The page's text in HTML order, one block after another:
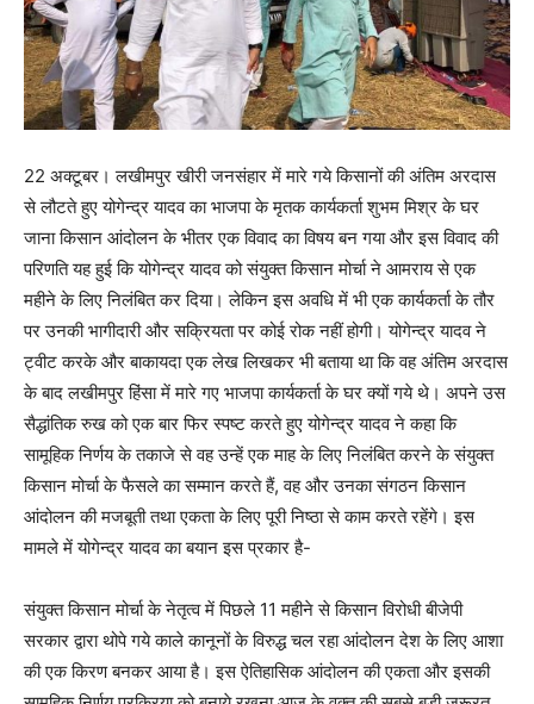
22 अक्टूबर। लखीमपुर खीरी जनसंहार में मारे गये किसानों की अंतिम अरदास
से लौटते हुए योगेन्द्र यादव का भाजपा के मृतक कार्यकर्ता शुभम मिश्र के घर
जाना किसान आंदोलन के भीतर एक विवाद का विषय बन गया और इस विवाद की
परिणति यह हुई कि योगेन्द्र यादव को संयुक्त किसान मोर्चा ने आमराय से एक
महीने के लिए निलंबित कर दिया। लेकिन इस अवधि में भी एक कार्यकर्ता के तौर
पर उनकी भागीदारी और सक्रियता पर कोई रोक नहीं होगी। योगेन्द्र यादव ने
ट्वीट करके और बाकायदा एक लेख लिखकर भी बताया था कि वह अंतिम अरदास
के बाद लखीमपुर हिंसा में मारे गए भाजपा कार्यकर्ता के घर क्यों गये थे। अपने उस
सैद्धांतिक रुख को एक बार फिर स्पष्ट करते हुए योगेन्द्र यादव ने कहा कि
सामूहिक निर्णय के तकाजे से वह उन्हें एक माह ‌के लिए निलंबित करने के संयुक्त
किसान मोर्चा के फैसले का सम्मान करते हैं, वह और उनका संगठन किसान
आंदोलन की मजबूती तथा एकता के लिए पूरी निष्ठा से काम करते रहेंगे। इस
मामले में योगेन्द्र यादव का बयान इस प्रकार है-
संयुक्त किसान मोर्चा के नेतृत्व में पिछले 11 महीने से किसान विरोधी बीजेपी
सरकार द्वारा थोपे गये काले कानूनों के विरुद्ध चल रहा आंदोलन देश के लिए आशा
की एक किरण बनकर आया है। इस ऐतिहासिक आंदोलन की एकता और इसकी